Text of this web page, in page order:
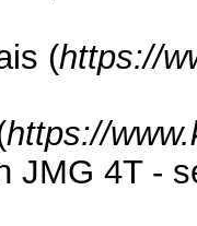
(https://
https://
JMG 4T -